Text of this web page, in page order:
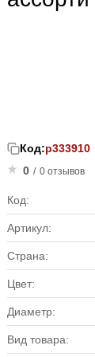
Код:р333910
0 / 0 отзывов
Код:
Артикул:
Страна:
Цвет:
Диаметр:
Вид товара: